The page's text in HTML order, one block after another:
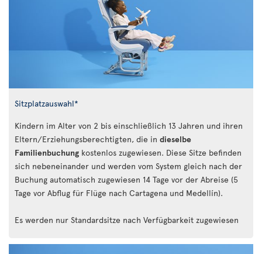
Sitzplatzauswahl*
Kindern im Alter von 2 bis einschließlich 13 Jahren und ihren
Eltern/Erziehungsberechtigten, die in dieselbe
Familienbuchung kostenlos zugewiesen. Diese Sitze befinden
sich nebeneinander und werden vom System gleich nach der
Buchung automatisch zugewiesen 14 Tage vor der Abreise (5
Tage vor Abflug für Flüge nach Cartagena und Medellín).
Es werden nur Standardsitze nach Verfügbarkeit zugewiesen